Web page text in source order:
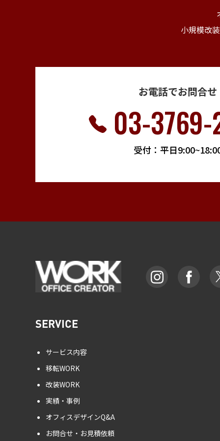
小規模改
お電話でお問合せ
03-
受付：平日
SERVICE
サービス内容
移転WORK
改装WORK
実績・事例
オフィスデザインQ&A
お問合せ・お見積依頼